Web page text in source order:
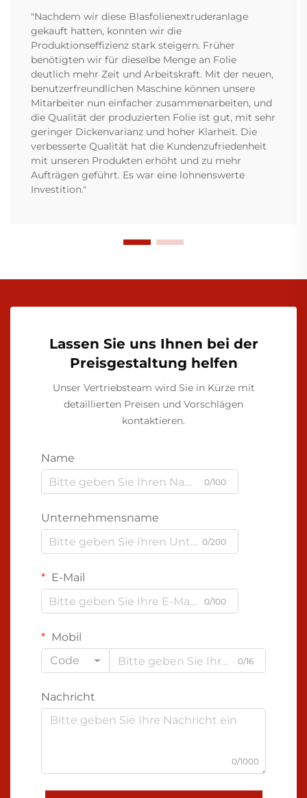
"Nachdem wir diese Blasfolienextruderanlage
gekauft hatten, konnten wir die
Produktionseffizienz stark steigern. Früher
benötigten wir für dieselbe Menge an Folie
deutlich mehr Zeit und Arbeitskraft. Mit der neuen,
benutzerfreundlichen Maschine können unsere
Mitarbeiter nun einfacher zusammenarbeiten, und
die Qualität der produzierten Folie ist gut, mit sehr
geringer Dickenvarianz und hoher Klarheit. Die
verbesserte Qualität hat die Kundenzufriedenheit
mit unseren Produkten erhöht und zu mehr
Aufträgen geführt. Es war eine lohnenswerte
Investition."
Lassen Sie uns Ihnen bei der
Preisgestaltung helfen
Unser Vertriebsteam wird Sie in Kürze mit
detaillierten Preisen und Vorschlägen
kontaktieren.
Name
0/100
Unternehmensname
0/200
E-Mail
0/100
Mobil
Code
0/16
Nachricht
0/1000